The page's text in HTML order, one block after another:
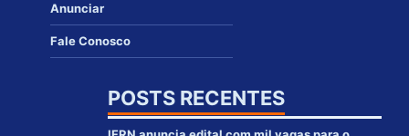
Anunciar
Fale Conosco
POSTS RECENTES